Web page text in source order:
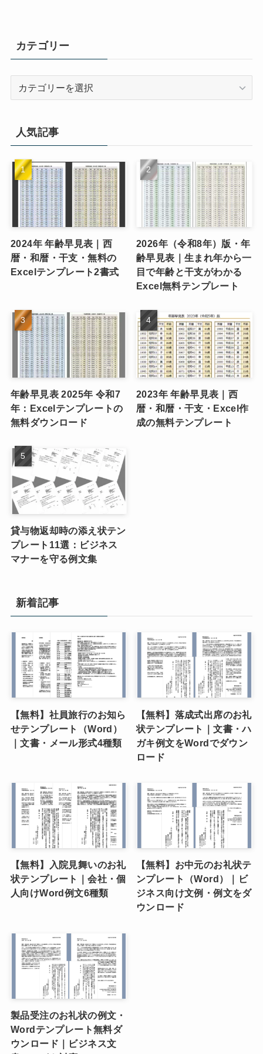
カテゴリー
ー
人気記事
2024年 年齢早見表｜西
暦・和暦・干支・無料の
Excelテンプレート2書式
2026年（令和8年）版・年
齢早見表｜生まれ年から一
目で年齢と干支がわかる
Excel無料テンプレート
年齢早見表 2025年 令和7
年：Excelテンプレートの
無料ダウンロード
2023年 年齢早見表｜西
暦・和暦・干支・Excel作
成の無料テンプレート
貸与物返却時の添え状テン
プレート11選：ビジネス
マナーを守る例文集
新着記事
【無料】社員旅行のお知ら
せテンプレート（Word）
｜文書・メール形式4種類
【無料】落成式出席のお礼
状テンプレート｜文書・ハ
ガキ例文をWordでダウン
ロード
【無料】入院見舞いのお礼
状テンプレート｜会社・個
人向けWord例文6種類
【無料】お中元のお礼状テ
ンプレート（Word）｜ビ
ジネス向け文例・例文をダ
ウンロード
製品受注のお礼状の例文・
Wordテンプレート無料ダ
ウンロード｜ビジネス文